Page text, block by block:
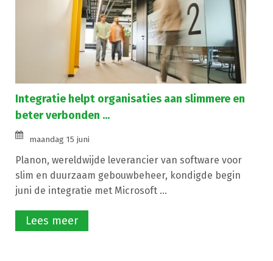
Integratie helpt organisaties aan slimmere en
beter verbonden ...
maandag 15 juni
Planon, wereldwijde leverancier van software voor
slim en duurzaam gebouwbeheer, kondigde begin
juni de integratie met Microsoft ...
Lees meer